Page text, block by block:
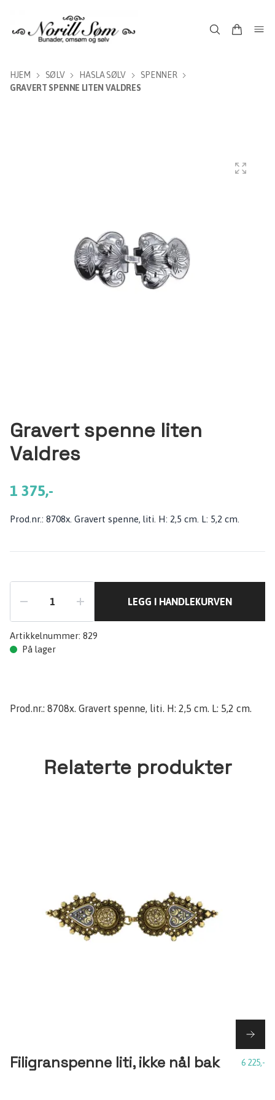
HJEM SØLV HASLA SØLV
SPENNER
GRAVERT SPENNE LITEN VALDRES
Gravert spenne liten
Valdres
1 375,-
Prod.nr.: 8708x. Gravert spenne, liti. H: 2,5 cm. L: 5,2 cm.
LEGG I HANDLEKURVEN
Artikkelnummer: 829
På lager
Prod.nr.: 8708x. Gravert spenne, liti. H: 2,5 cm. L: 5,2 cm.
Relaterte produkter
Filigranspenne liti, ikke nål bak 6 225,-